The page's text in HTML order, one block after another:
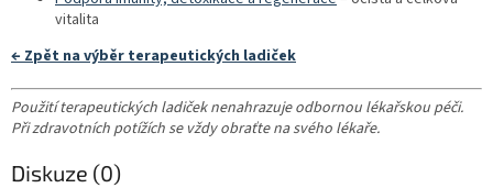
vitalita
← Zpět na výběr terapeutických ladiček
Použití terapeutických ladiček nenahrazuje odbornou lékařskou péči.
Při zdravotních potížích se vždy obraťte na svého lékaře.
Diskuze (0)